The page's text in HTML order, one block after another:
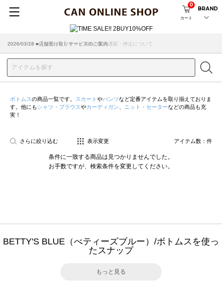
カート
0
BRAND
2026/07/29 ■【お知らせ】ヤマト運輸の配送遅延・停止について
2026/03/18 ■店舗受け取りサービスのご案内
ボトムスの商品一覧です。 スカート やパンツなど定番アイテムを取り揃えておりま
す。他にもシャツ・ブラウスやカーディガン ニット・セーターなどの商品も充
実！
さらに絞り込む 表示変更 アイテム数： 件
条件に一致する商品は見つかりませんでした。
お手数ですが、検索条件を変更してください。
BETTY'S BLUE（べティーズブルー）/ボトムスを使っ
たスナップ
もっと見る